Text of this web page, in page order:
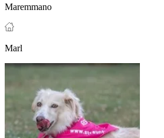
Maremmano
Marl